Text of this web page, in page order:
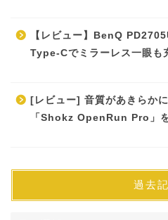
【レビュー】BenQ
Type-Cでミラーレス一眼も
[レビュー] 音質があきらか
「Shokz OpenRun Pro」
過去